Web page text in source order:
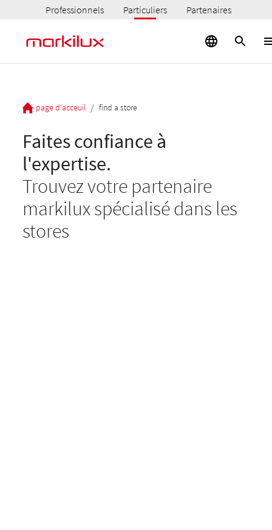
Professionnels Particuliers Partenaires
page d'acceuil / find a store
Faites confiance à
l'expertise.
Trouvez votre partenaire
markilux spécialisé dans les
stores